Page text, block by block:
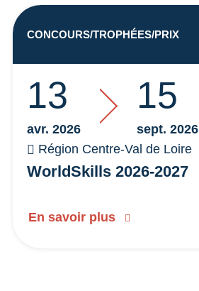
WorldSkills 2026-2027
13
avr. 2026
15
sept. 2026
Région Centre-Val de Loire
En savoir plus
CONCOURS/TROPHÉES/PRIX